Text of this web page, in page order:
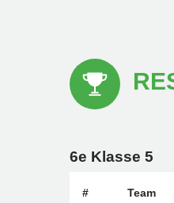
6e Klasse 5
# Team